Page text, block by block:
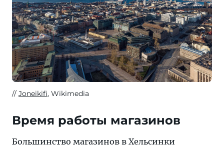
Joneikifi, Wikimedia
Время работы магазинов
Большинство магазинов в Хельсинки